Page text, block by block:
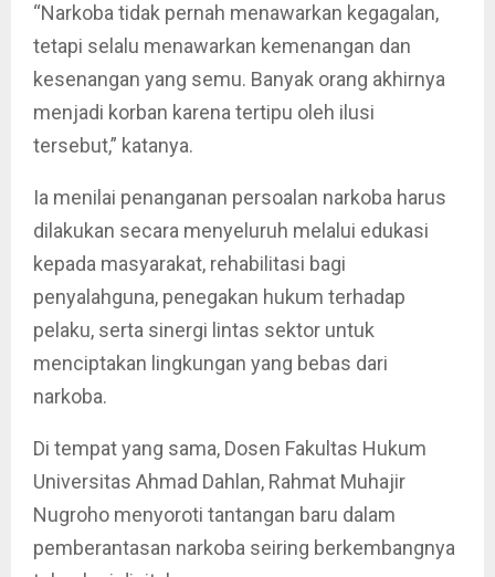
“Narkoba tidak pernah menawarkan kegagalan,
tetapi selalu menawarkan kemenangan dan
kesenangan yang semu. Banyak orang akhirnya
menjadi korban karena tertipu oleh ilusi
tersebut,” katanya.
Ia menilai penanganan persoalan narkoba harus
dilakukan secara menyeluruh melalui edukasi
kepada masyarakat, rehabilitasi bagi
penyalahguna, penegakan hukum terhadap
pelaku, serta sinergi lintas sektor untuk
menciptakan lingkungan yang bebas dari
narkoba.
Di tempat yang sama, Dosen Fakultas Hukum
Universitas Ahmad Dahlan, Rahmat Muhajir
Nugroho menyoroti tantangan baru dalam
pemberantasan narkoba seiring berkembangnya